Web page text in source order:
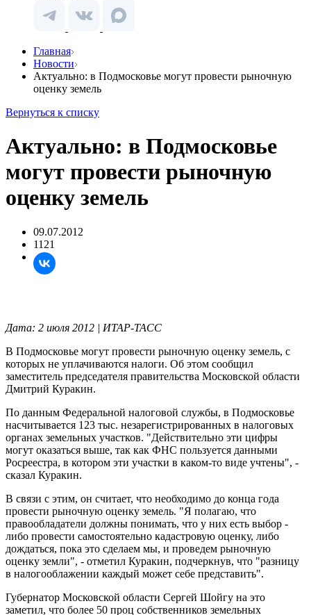
Главная
Новости
Актуально: в Подмосковье могут провести рыночную
оценку земель
Вернуться к списку
Актуально: в Подмосковье
могут провести рыночную
оценку земель
09.07.2012
1121
Дата: 2 июля 2012 | ИТАР-ТАСС
В Подмосковье могут провести рыночную оценку земель, с
которых не уплачиваются налоги. Об этом сообщил
заместитель председателя правительства Московской области
Дмитрий Куракин.
По данным Федеральной налоговой службы, в Подмосковье
насчитывается 123 тыс. незарегистрированных в налоговых
органах земельных участков. "Действительно эти цифры
могут оказаться выше, так как ФНС пользуется данными
Росреестра, в котором эти участки в каком-то виде учтены", -
сказал Куракин.
В связи с этим, он считает, что необходимо до конца года
провести рыночную оценку земель. "Я полагаю, что
правообладатели должны понимать, что у них есть выбор -
либо провести самостоятельно кадастровую оценку, либо
дождаться, пока это сделаем мы, и проведем рыночную
оценку земли", - отметил Куракин, подчеркнув, что "разницу
в налогооблажении каждый может себе представить".
Губернатор Московской области Сергей Шойгу на это
заметил, что более 50 проц собственников земельных